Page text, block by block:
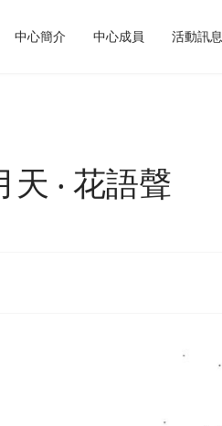
中心簡介 中心成員 活動訊息
天 ‧ 花語聲